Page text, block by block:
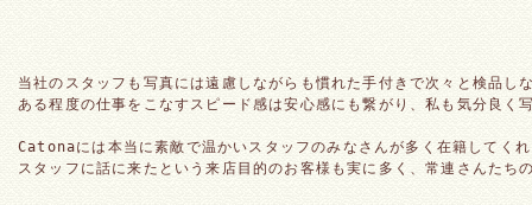
当社のスタッフも写真には遠慮しながらも慣れた手付きで次々と検品し
ある程度の仕事をこなすスピード感は安心感にも繋がり、私も気分良く
Catonaには本当に素敵で温かいスタッフのみなさんが多く在籍してく
スタッフに話に来たという来店目的のお客様も実に多く、常連さんたち